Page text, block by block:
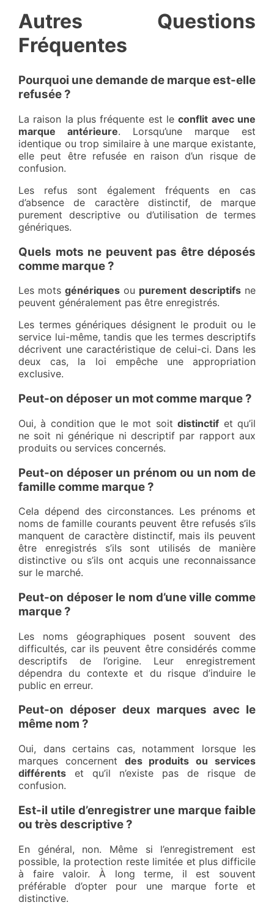
Autres Questions
Fréquentes
Pourquoi une demande de marque est-elle
refusée ?
La raison la plus fréquente est leconflit avec une
marque antérieure. Lorsqu’une marque est
identique ou trop similaire à une marque existante,
elle peut être refusée en raison d’un risque de
confusion.
Les refus sont également fréquents en cas
d’absence de caractère distinctif, de marque
purement descriptive ou d’utilisation de termes
génériques.
Quels mots ne peuvent pas être déposés
comme marque ?
Les mots génériques ou purement descriptifs ne
peuvent généralement pas être enregistrés.
Les termes génériques désignent le produit ou le
service lui-même, tandis que les termes descriptifs
décrivent une caractéristique de celui-ci. Dans les
deux cas, la loi empêche une appropriation
exclusive.
Peut-on déposer un mot comme marque ?
Oui, à condition que le mot soitdistinctif et qu’il
ne soit ni générique ni descriptif par rapport aux
produits ou services concernés.
Peut-on déposer un prénom ou un nom de
famille comme marque ?
Cela dépend des circonstances. Les prénoms et
noms de famille courants peuvent être refusés s’ils
manquent de caractère distinctif, mais ils peuvent
être enregistrés s’ils sont utilisés de manière
distinctive ou s’ils ont acquis une reconnaissance
sur le marché.
Peut-on déposer le nom d’une ville comme
marque ?
Les noms géographiques posent souvent des
difficultés, car ils peuvent être considérés comme
descriptifs de l’origine. Leur enregistrement
dépendra du contexte et du risque d’induire le
public en erreur.
Peut-on déposer deux marques avec le
même nom ?
Oui, dans certains cas, notamment lorsque les
marques concernent des produits ou services
différents et qu’il n’existe pas de risque de
confusion.
Est-il utile d’enregistrer une marque faible
ou très descriptive ?
En général, non. Même si l’enregistrement est
possible, la protection reste limitée et plus difficile
à faire valoir. À long terme, il est souvent
préférable d’opter pour une marque forte et
distinctive.